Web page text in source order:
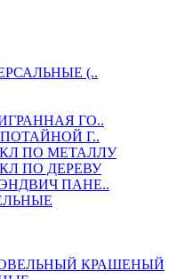
(..
ГО..
Г..
ПО МЕТАЛЛУ
ПО ДЕРЕВУ
ПАНЕ..
КРАШЕНЫЙ